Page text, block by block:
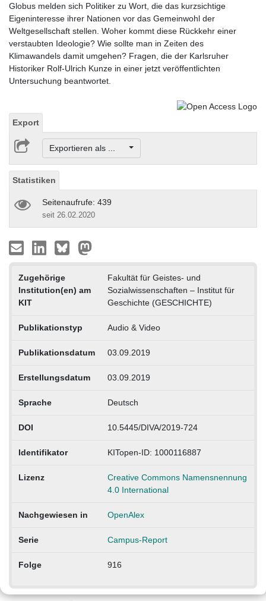
Globus melden sich Politiker zu Wort, die das kurzsichtige
Eigeninteresse ihrer Nationen vor das Gemeinwohl der
Weltgesellschaft stellen. Woher kommt diese Rückkehr einer
verstaubten Ideologie? Wie sollte man in Zeiten des
Klimawandels damit umgehen? Fragen, die der Karlsruher
Historiker Rolf-Ulrich Kunze in einer jetzt veröffentlichten
Untersuchung beantwortet.
Export
Exportieren als ...
Statistiken
Seitenaufrufe: 439
seit 26.02.2020
Zugehörige
Institution(en) am
KIT
Fakultät für Geistes- und
Sozialwissenschaften – Institut für
Geschichte (GESCHICHTE)
Publikationstyp Audio & Video
Publikationsdatum 03.09.2019
Erstellungsdatum 03.09.2019
Sprache Deutsch
DOI 10.5445/DIVA/2019-724
Identifikator KITopen-ID: 1000116887
Lizenz
Creative Commons Namensnennung
4.0 International
Nachgewiesen in OpenAlex
Serie Campus-Report
Folge 916